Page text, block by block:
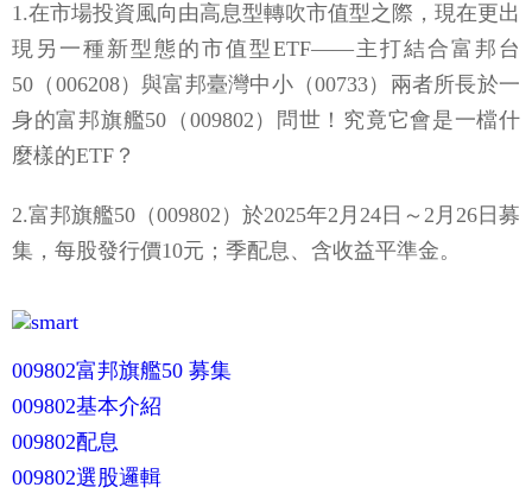
1.在市場投資風向由高息型轉吹市值型之際，現在更出
現另一種新型態的市值型ETF——主打結合富邦台
50（006208）與富邦臺灣中小（00733）兩者所長於一
身的富邦旗艦50（009802）問世！究竟它會是一檔什
麼樣的ETF？
2.富邦旗艦50（009802）於2025年2月24日～2月26日募
集，每股發行價10元；季配息、含收益平準金。
009802富邦旗艦50 募集
009802基本介紹
009802配息
009802選股邏輯